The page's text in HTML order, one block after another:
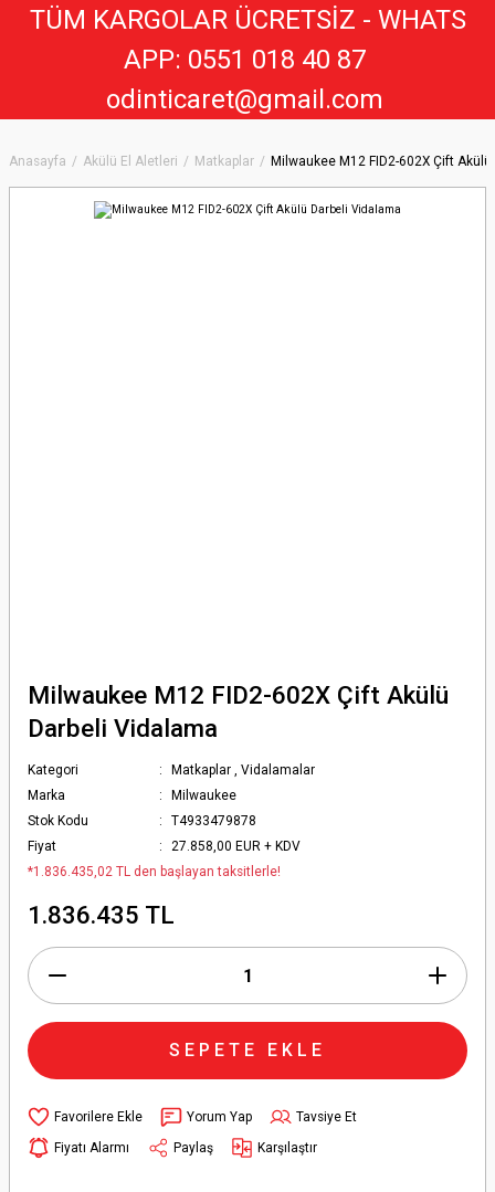
Anasayfa Akülü El Aletleri Matkaplar Milwaukee M12 FID2-602X Çift
Milwaukee M12 FID2-602X Çift Akülü
Darbeli Vidalama
Kategori Matkaplar ,Vidalamalar
Marka
Milwaukee
Stok Kodu
T4933479878
Fiyat
27.858,00 EUR + KDV
*1.836.435,02 TL den başlayan taksitlerle!
1.836.435 TL
SEPETE EKLE
Yorum Yap
Tavsiye Et
Fiyatı Alarmı
Paylaş Karşılaştır
TÜM KARGOLAR ÜCRETSİZ - WHATS
APP: 0551 018 40 87
odinticaret@gmail.com